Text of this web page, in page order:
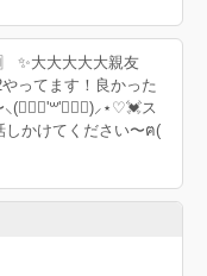
✨大大大大大親友
ってます！良かった
〜⸜(๑⃙⃘'꒳'๑⃙⃘)⸝⋆♡💓ス
しかけてください〜ฅ(